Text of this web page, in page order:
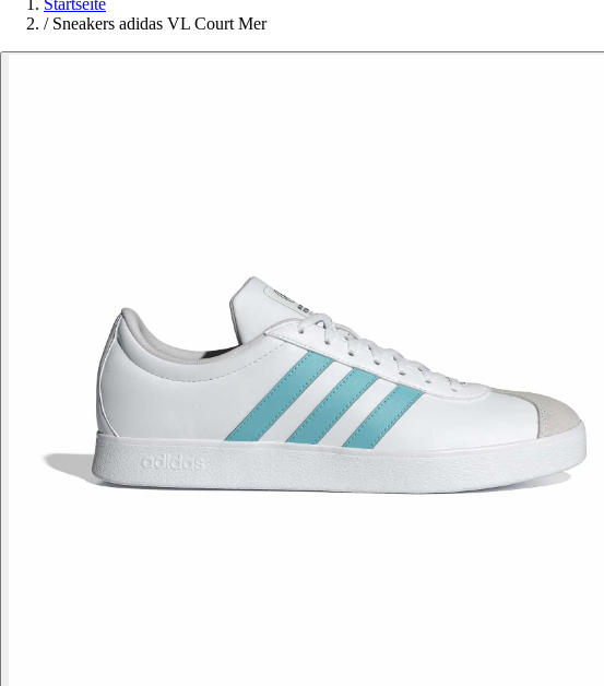
Startseite
/ Sneakers adidas VL Court Mer